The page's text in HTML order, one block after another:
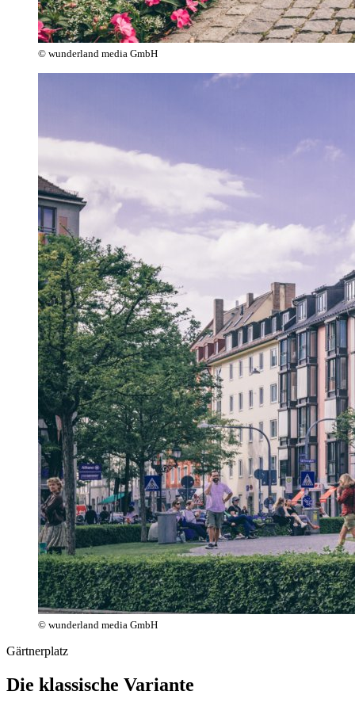
© wunderland media GmbH
© wunderland media GmbH
Gärtnerplatz
Die klassische Variante